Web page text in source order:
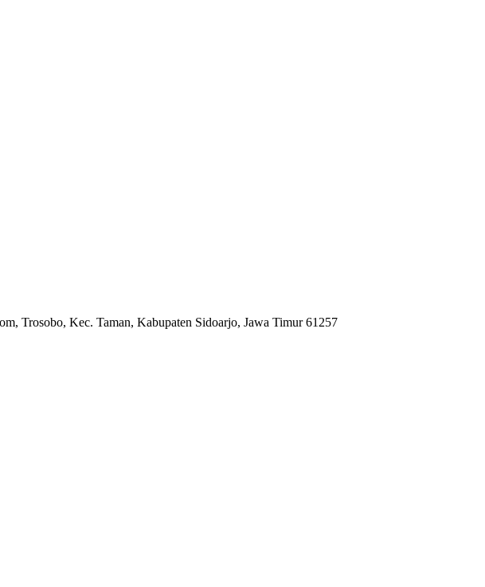
Trosobo, Kec. Taman, Kabupaten Sidoarjo, Jawa Timur 61257